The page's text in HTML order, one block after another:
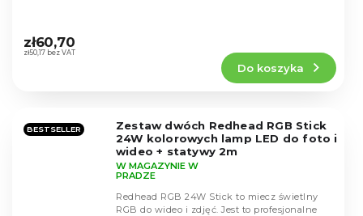
ocena
produktu
gwiazdek.
zł50,17 bez VAT
zł60,70
Do koszyka
BESTSELLER
Zestaw dwóch Redhead RGB Stick
24W kolorowych lamp LED do foto i
wideo + statywy 2m
W MAGAZYNIE W
PRADZE
Redhead RGB 24W Stick to miecz świetlny
RGB do wideo i zdjęć. Jest to profesjonalne